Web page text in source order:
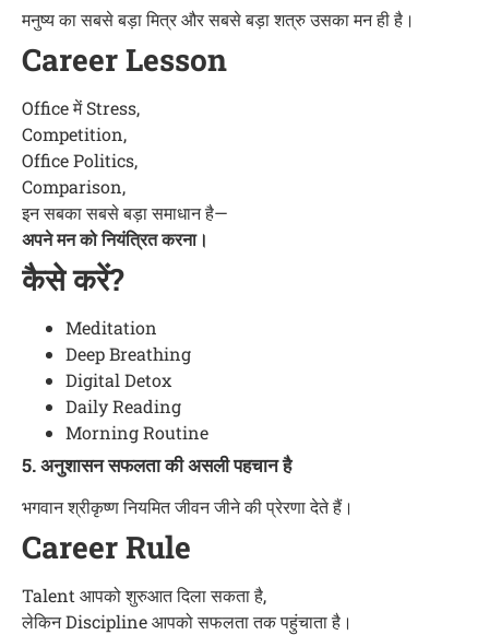
मनुष्य का सबसे बड़ा मित्र और सबसे बड़ा शत्रु उसका मन ही है।
Career Lesson
Office में Stress,
Competition,
Office Politics,
Comparison,
इन सबका सबसे बड़ा समाधान है—
अपने मन को नियंत्रित करना।
कैसे करें?
Meditation
Deep Breathing
Digital Detox
Daily Reading
Morning Routine
5. अनुशासन सफलता की असली पहचान है
भगवान श्रीकृष्ण नियमित जीवन जीने की प्रेरणा देते हैं।
Career Rule
Talent आपको शुरुआत दिला सकता है,
लेकिन Discipline आपको सफलता तक पहुंचाता है।